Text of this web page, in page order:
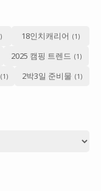
18인치캐리어
2025 캠핑 트렌드
2박3일 준비물